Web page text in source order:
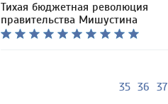
Тихая бюджетная революция
правительства Мишустина
35 36 37